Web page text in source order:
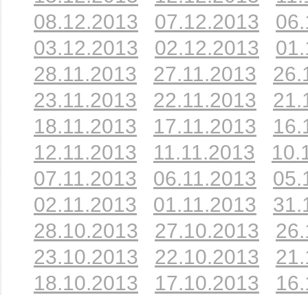
08.12.2013
07.12.2013
03.12.2013
02.12.2013
28.11.2013
27.11.2013
23.11.2013
22.11.2013
18.11.2013
17.11.2013
12.11.2013
11.11.2013
07.11.2013
06.11.2013
02.11.2013
01.11.2013
28.10.2013
27.10.2013
23.10.2013
22.10.2013
18.10.2013
17.10.2013